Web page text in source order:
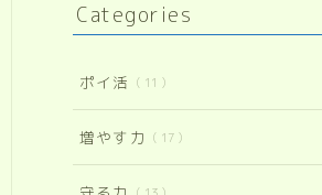
Categories
ポイ活 11
増やす力 17